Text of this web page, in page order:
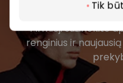
Tik
Pirmieji sužinokite
renginius ir